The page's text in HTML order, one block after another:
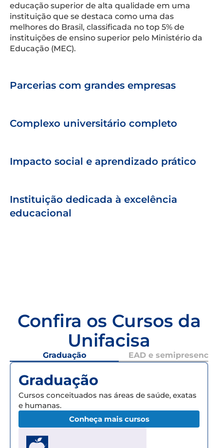
educação superior de alta qualidade em uma
instituição que se destaca como uma das
melhores do Brasil, classificada no top 5% de
instituições de ensino superior pelo Ministério da
Educação (MEC).
Parcerias com grandes empresas
Complexo universitário completo
Impacto social e aprendizado prático
Instituição dedicada à excelência
educacional
Confira os Cursos da
Unifacisa
Graduação EAD e semipresencial
Graduação
Cursos conceituados nas áreas de saúde, exatas
e humanas.
Conheça mais cursos